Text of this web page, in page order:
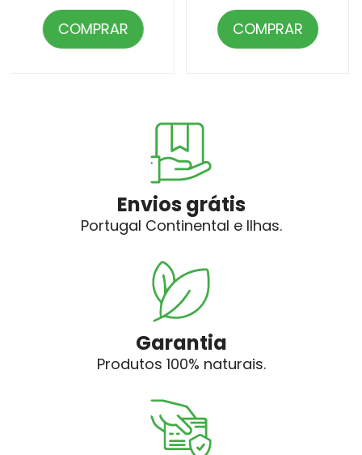
COMPRAR COMPRAR
Envios grátis
Portugal Continental e Ilhas.
Garantia
Produtos 100% naturais.